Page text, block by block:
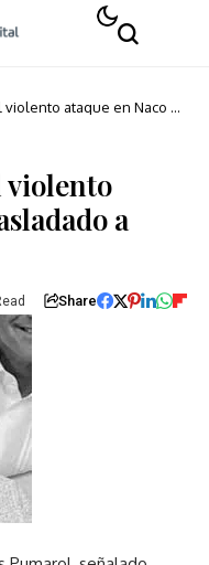
ataque en Naco es
violento
a
Share